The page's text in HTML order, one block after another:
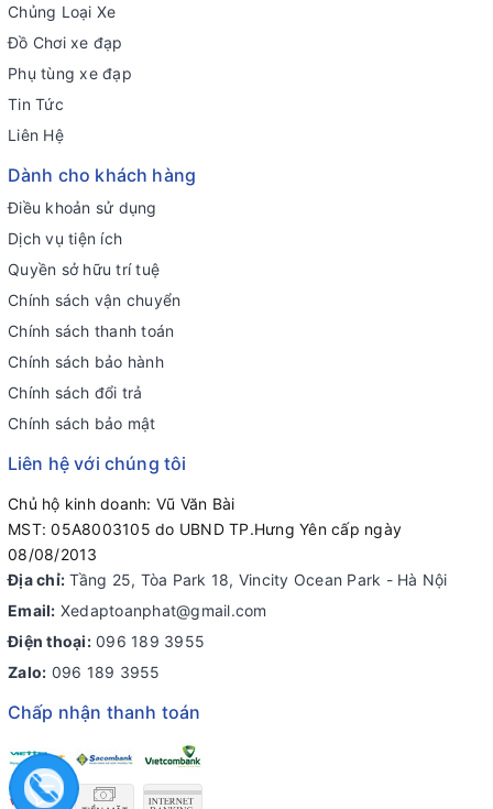
Chủng Loại Xe
Đồ Chơi xe đạp
Phụ tùng xe đạp
Tin Tức
Liên Hệ
Dành cho khách hàng
Điều khoản sử dụng
Dịch vụ tiện ích
Quyền sở hữu trí tuệ
Chính sách vận chuyển
Chính sách thanh toán
Chính sách bảo hành
Chính sách đổi trả
Chính sách bảo mật
Liên hệ với chúng tôi
Chủ hộ kinh doanh: Vũ Văn Bài
MST: 05A8003105 do UBND TP.Hưng Yên cấp ngày
08/08/2013
Địa chỉ: Tầng 25, Tòa Park 18, Vincity Ocean Park - Hà Nội
Email: Xedaptoanphat@gmail.com
Điện thoại: 096 189 3955
Zalo: 096 189 3955
Chấp nhận thanh toán